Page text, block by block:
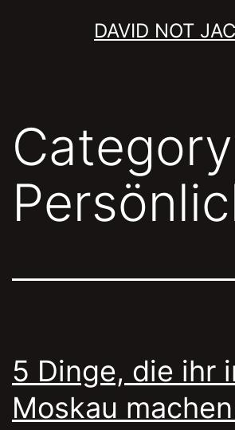
DAVID NOT
5 Dinge, die ihr
Moskau